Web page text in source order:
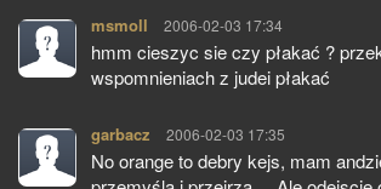
msmoll pisze:
2006-02-03 17:34
hmm cieszyc sie czy płakać ?
wspomnieniach z judei płakać
garbacz pisze:
2006-02-03 17:35
No orange to debry kejs, mam